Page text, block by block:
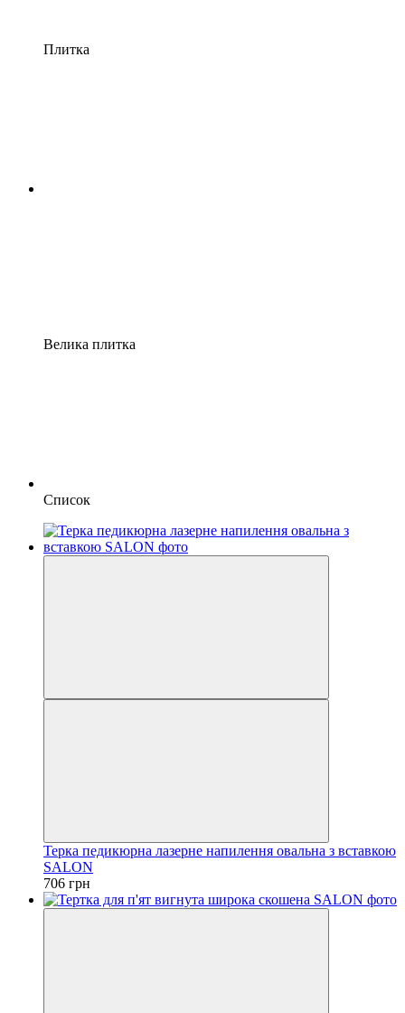
Плитка
Велика плитка
Список
Терка педикюрна лазерне напилення овальна з вставкою
SALON
706 грн